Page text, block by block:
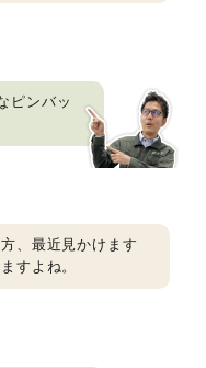
ピンバッ
、最近見かけます
すよね。